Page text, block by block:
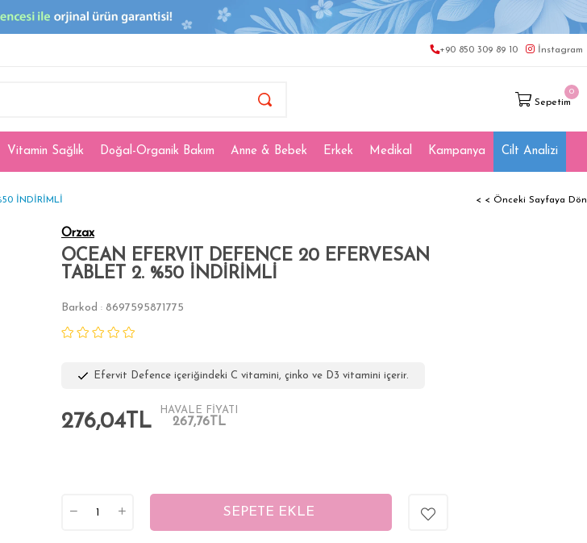
+90 850 309 89 10 İnstagram
Sepetim
0
Vitamin Sağlık Doğal-Organik Bakım Anne & Bebek Erkek Medikal Kampanya Cilt Analizi
İNDİRİMLİ < < Önceki Sayfaya Dön
Orzax
OCEAN EFERVIT DEFENCE 20 EFERVESAN
TABLET 2. %50 İNDİRİMLİ
Barkod : 8697595871775
Efervit Defence içeriğindeki C vitamini, çinko ve D3 vitamini içerir.
276,04TL
HAVALE FİYATI
267,76TL